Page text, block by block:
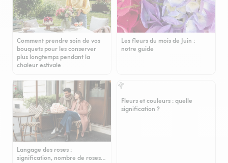
Comment prendre soin de vos
bouquets pour les conserver
plus longtemps pendant la
chaleur estivale
Les fleurs du mois de Juin :
notre guide
Langage des roses :
signification, nombre de roses…
Fleurs et couleurs : quelle
signification ?